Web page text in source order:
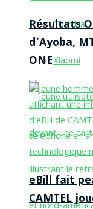
Toshiba
Xiaomi
Résultats
d’Ayoba,
ONE
eBill fait
CAMTEL